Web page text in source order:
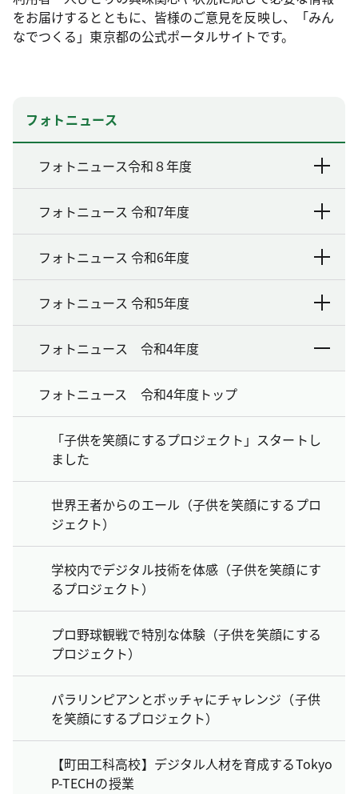
をお届けするとともに、皆様のご意見を反映し、「みん
なでつくる」東京都の公式ポータルサイトです。
フォトニュース
フォトニュース令和８年度
フォトニュース 令和7年度
フォトニュース 令和6年度
フォトニュース 令和5年度
フォトニュース 令和4年度
フォトニュース 令和4年度トップ
「子供を笑顔にするプロジェクト」スタートし
ました
世界王者からのエール（子供を笑顔にするプロ
ジェクト）
学校内でデジタル技術を体感（子供を笑顔にす
るプロジェクト）
プロ野球観戦で特別な体験（子供を笑顔にする
プロジェクト）
パラリンピアンとボッチャにチャレンジ（子供
を笑顔にするプロジェクト）
【町田工科高校】デジタル人材を育成するTokyo
P-TECHの授業